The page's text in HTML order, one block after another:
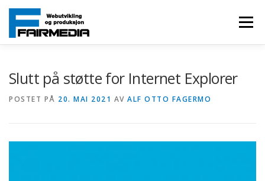
innhold
Meny
Slutt på støtte for Internet Explorer
POSTET PÅ 20. MAI 2021 AV ALF OTTO FAGERMO